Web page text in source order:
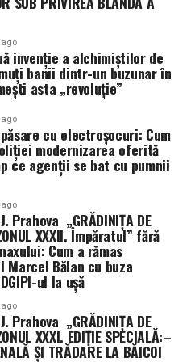
cu funcția dar compatibil cu
a blocat concursul pentru
„caracatița” să
DIICOT.
Tudor Alexandru
al sistemului. Cu un
– tatăl polițist spăgar
mama salvată de
Tudor aplică ce a învățat
incomozi sub preșul
restul „grădiniței” se
de serviciu la
și nota 6 la
clanțelor nu
ago
invenție a alchimiștilor de
banii dintr-un buzunar în
asta „revoluție”
ago
cu electroșocuri: Cum
modernizarea oferită
ce agenții se bat cu pumnii
ago
Prahova „GRĂDINIȚA DE
XXXII. Împăratul” fără
Cum a rămas
Marcel Bălan cu buza
ul la ușă
ago
Prahova „GRĂDINIȚA DE
XXXI. EDIȚIE SPECIALĂ:–
ȘI TRĂDARE LA BĂICOI